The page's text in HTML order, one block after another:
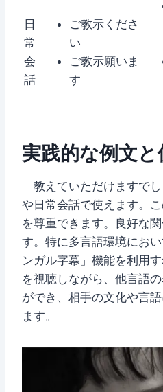
日
常
会
話
ご教示くださ
い
ご教示願いま
す
実践的な例文
「教えていただけますで
や日常会話で使えます。
を尊重できます。良好な
す。特に多言語環境にお
ンガル字幕」機能を利用
を視聴しながら、他言語
ができ、相手の文化や言
ます。